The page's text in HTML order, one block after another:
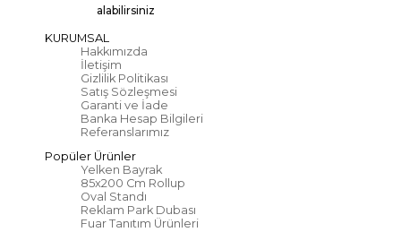
alabilirsiniz
KURUMSAL
Hakkımızda
İletişim
Gizlilik Politikası
Satış Sözleşmesi
Garanti ve İade
Banka Hesap Bilgileri
Referanslarımız
Popüler Ürünler
Yelken Bayrak
85x200 Cm Rollup
Oval Standı
Reklam Park Dubası
Fuar Tanıtım Ürünleri